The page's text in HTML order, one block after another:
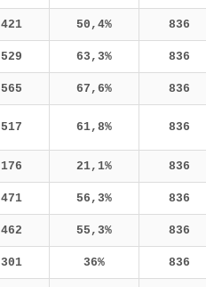
421 50,4% 836
529 63,3% 836
565 67,6% 836
517 61,8% 836
176 21,1% 836
471 56,3% 836
462 55,3% 836
301 36% 836